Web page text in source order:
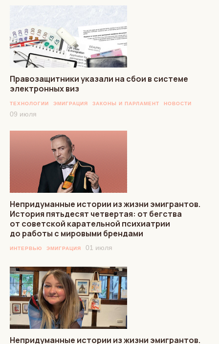
Правозащитники указали на сбои в системе
электронных виз
ТЕХНОЛОГИИ ЭМИГРАЦИЯ ЗАКОНЫ И ПАРЛАМЕНТ НОВОСТИ
09 июля
Непридуманные истории из жизни эмигрантов.
История пятьдесят четвертая: от бегства
от советской карательной психиатрии
до работы с мировыми брендами
ИНТЕРВЬЮ ЭМИГРАЦИЯ 01 июля
Непридуманные истории из жизни эмигрантов.